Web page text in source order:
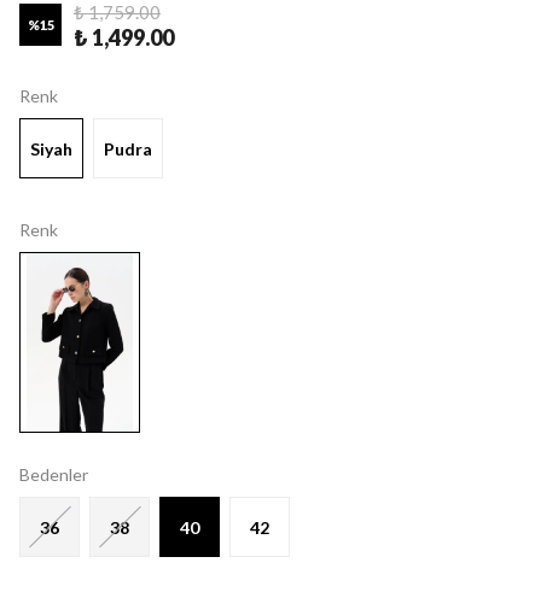
%15
₺ 1,759.00
₺ 1,499.00
Renk
Siyah Pudra
Renk
Bedenler
36 38 40 42